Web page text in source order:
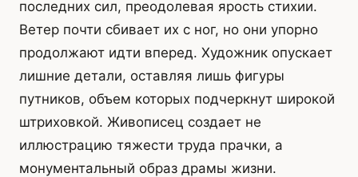
последних сил, преодолевая ярость стихии.
Ветер почти сбивает их с ног, но они упорно
продолжают идти вперед. Художник опускает
лишние детали, оставляя лишь фигуры
путников, объем которых подчеркнут широкой
штриховкой. Живописец создает не
иллюстрацию тяжести труда прачки, а
монументальный образ драмы жизни.